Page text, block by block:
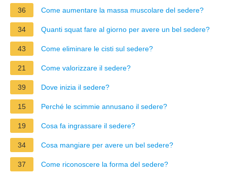
36 Come aumentare la massa muscolare del sedere?
34 Quanti squat fare al giorno per avere un bel sedere?
43 Come eliminare le cisti sul sedere?
21 Come valorizzare il sedere?
39 Dove inizia il sedere?
15 Perché le scimmie annusano il sedere?
19 Cosa fa ingrassare il sedere?
34 Cosa mangiare per avere un bel sedere?
37 Come riconoscere la forma del sedere?